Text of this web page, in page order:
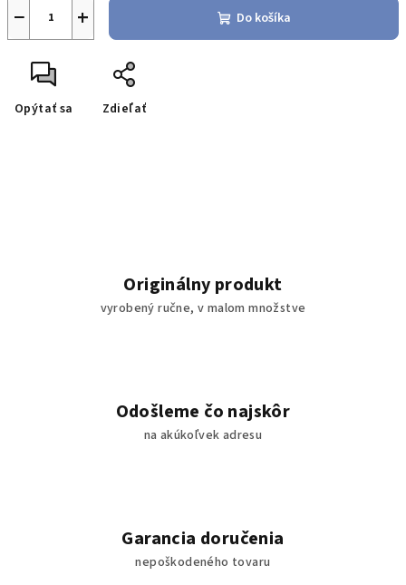
+
− Do košíka
Opýtať sa Zdieľať
Originálny produkt
vyrobený ručne, v malom množstve
Odošleme čo najskôr
na akúkoľvek adresu
Garancia doručenia
nepoškodeného tovaru